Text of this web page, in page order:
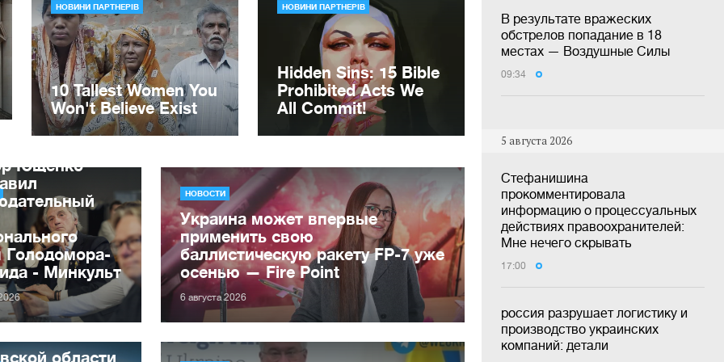
В результате вражеских
обстрелов попадание в 18
местах — Воздушные Силы
09:34
5 августа 2026
Стефанишина
прокомментировала
информацию о процессуальных
действиях правоохранителей:
Мне нечего скрывать
17:00
россия разрушает логистику и
производство украинских
компаний: детали
Ющенко
Голодомора-
- Минкульт
НОВОСТИ
Украина может впервые
применить свою
баллистическую ракету FP-7 уже
осенью — Fire Point
6 августа 2026
области